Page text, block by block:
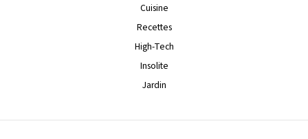
Cuisine
Recettes
High-Tech
Insolite
Jardin